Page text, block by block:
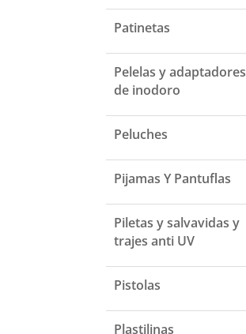
Patinetas
Pelelas y adaptadores
de inodoro
Peluches
Pijamas Y Pantuflas
Piletas y salvavidas y
trajes anti UV
Pistolas
Plastilinas